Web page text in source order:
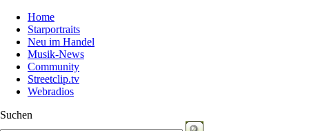
Home
Starportraits
Neu im Handel
Musik-News
Community
Streetclip.tv
Webradios
Suchen